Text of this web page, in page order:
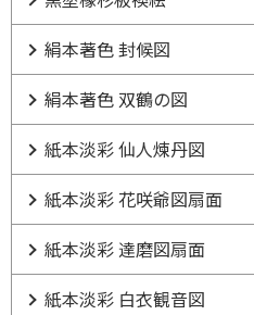
絹本著色 封候図
絹本著色 双鶴の図
紙本淡彩 仙人煉丹図
紙本淡彩 花咲爺図扇面
紙本淡彩 達磨図扇面
紙本淡彩 白衣観音図